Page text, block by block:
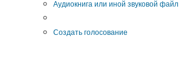
Аудиокнига или иной звуковой файл
Создать голосование